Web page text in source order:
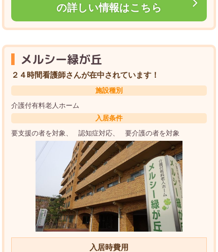
の詳しい情報はこちら
メルシー緑が丘
２４時間看護師さんが在中されています！
施設種別
介護付有料老人ホーム
入居条件
要支援の者を対象
認知症対応 要介護の者を対象
入居時費用